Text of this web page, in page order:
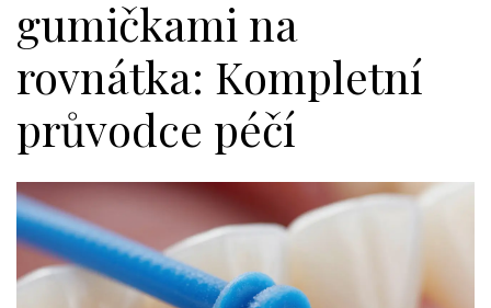
gumičkami na
rovnátka: Kompletní
průvodce péčí